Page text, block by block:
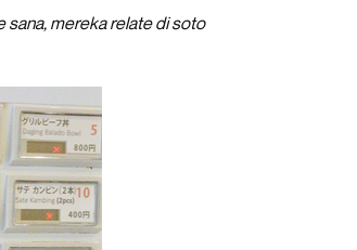
sana, mereka relate di soto